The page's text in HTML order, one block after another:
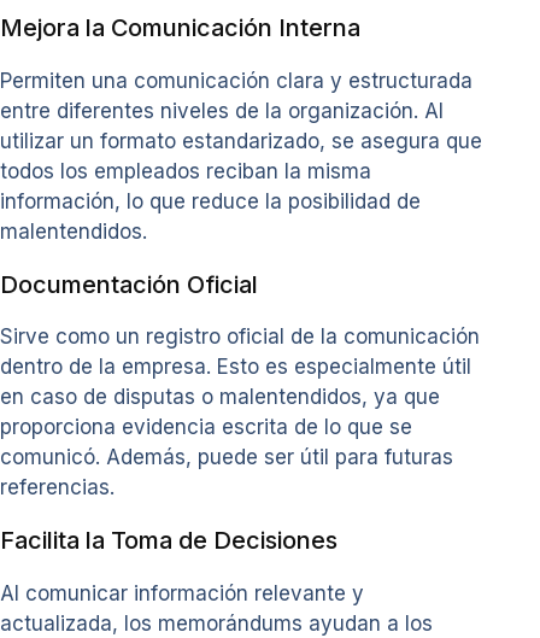
Mejora la Comunicación Interna
Permiten una comunicación clara y estructurada
entre diferentes niveles de la organización. Al
utilizar un formato estandarizado, se asegura que
todos los empleados reciban la misma
información, lo que reduce la posibilidad de
malentendidos.
Documentación Oficial
Sirve como un registro oficial de la comunicación
dentro de la empresa. Esto es especialmente útil
en caso de disputas o malentendidos, ya que
proporciona evidencia escrita de lo que se
comunicó. Además, puede ser útil para futuras
referencias.
Facilita la Toma de Decisiones
Al comunicar información relevante y
actualizada, los memorándums ayudan a los